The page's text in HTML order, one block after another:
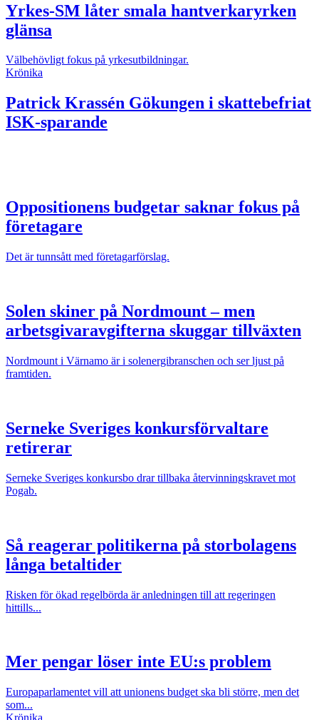
Yrkes-SM låter smala hantverkaryrken
glänsa
Välbehövligt fokus på yrkesutbildningar.
Krönika
Patrick Krassén Gökungen i skattebefriat
ISK-sparande
Oppositionens budgetar saknar fokus på
företagare
Det är tunnsått med företagarförslag.
Solen skiner på Nordmount – men
arbetsgivaravgifterna skuggar tillväxten
Nordmount i Värnamo är i solenergibranschen och ser ljust på
framtiden.
Serneke Sveriges konkursförvaltare
retirerar
Serneke Sveriges konkursbo drar tillbaka återvinningskravet mot
Pogab.
Så reagerar politikerna på storbolagens
långa betaltider
Risken för ökad regelbörda är anledningen till att regeringen
hittills...
Mer pengar löser inte EU:s problem
Europaparlamentet vill att unionens budget ska bli större, men det
som...